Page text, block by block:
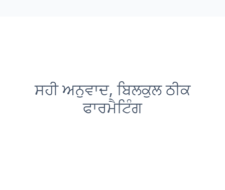
ਸਹੀ ਅਨੁਵਾਦ, ਬਿਲਕੁਲ ਠੀਕ
ਫਾਰਮੈਟਿੰਗ